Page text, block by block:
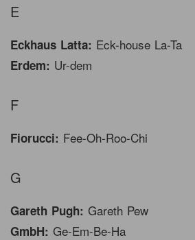
E
Eckhaus Latta: Eck-house La-Ta
Erdem: Ur-dem
F
Fiorucci: Fee-Oh-Roo-Chi
G
Gareth Pugh: Gareth Pew
GmbH: Ge-Em-Be-Ha